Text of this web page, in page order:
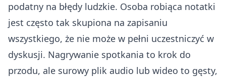
podatny na błędy ludzkie. Osoba robiąca notatki
jest często tak skupiona na zapisaniu
wszystkiego, że nie może w pełni uczestniczyć w
dyskusji. Nagrywanie spotkania to krok do
przodu, ale surowy plik audio lub wideo to gęsty,